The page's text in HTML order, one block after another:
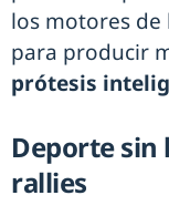
los motores de
para producir
prótesis
Deporte sin
rallies